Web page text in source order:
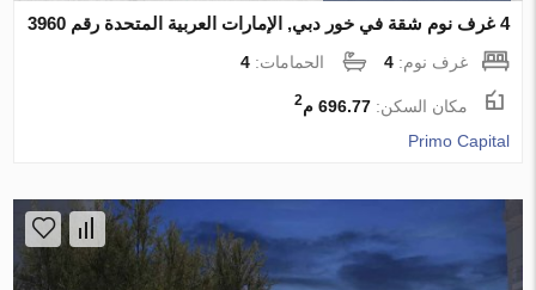
4 غرف نوم شقة في خور دبي, الإمارات العربية المتحدة رقم 3960
غرف نوم:4 الحمامات:4
مكان السكن:696.77 م 2
Primo Capital